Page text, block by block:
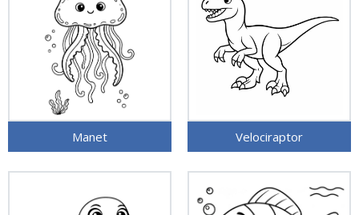
Manet Velociraptor